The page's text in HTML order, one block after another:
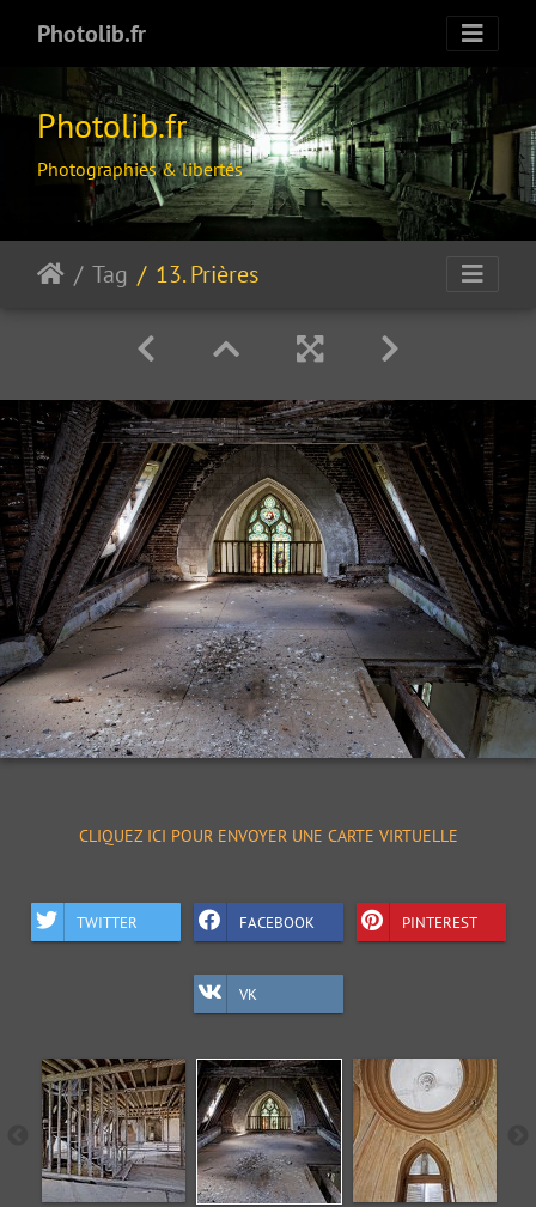
Photolib.fr
Photolib.fr
Photographies & libertés
Tag 13. Prières
CLIQUEZ ICI POUR ENVOYER UNE CARTE VIRTUELLE
TWITTER FACEBOOK PINTEREST
VK